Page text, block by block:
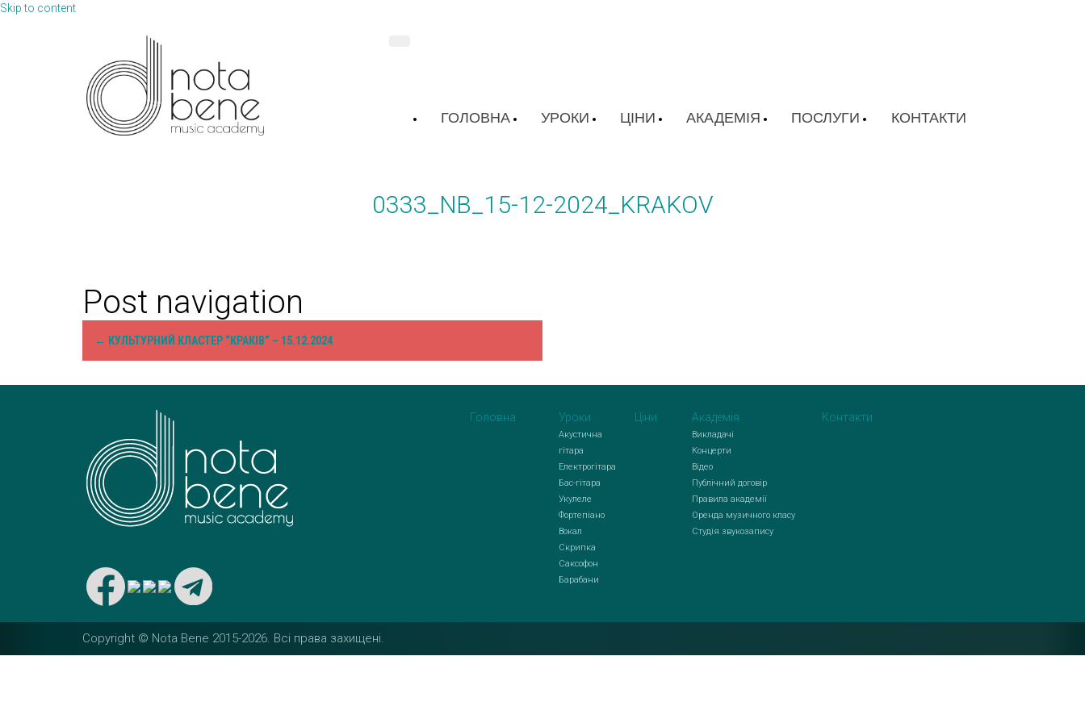
Skip to content
ГОЛОВНА УРОКИ ЦІНИ АКАДЕМІЯ ПОСЛУГИ КОНТАКТИ
0333_NB_15-12-2024_KRAKOV
Post navigation
← КУЛЬТУРНИЙ КЛАСТЕР “КРАКІВ” – 15.12.2024
Головна Уроки
Акустична
гітара
Електрогітара
Бас-гітара
Укулеле
Фортепіано
Вокал
Скрипка
Саксофон
Барабани
Ціни Академія
Викладачі
Концерти
Відео
Публічний договір
Правила академії
Оренда музичного класу
Студія звукозапису
Контакти
Copyright © Nota Bene 2015-2026. Вcі права захищені.